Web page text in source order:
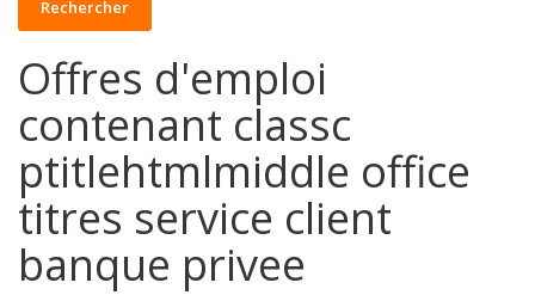
Rechercher
Offres d'emploi
contenant classc
ptitlehtmlmiddle office
titres service client
banque privee